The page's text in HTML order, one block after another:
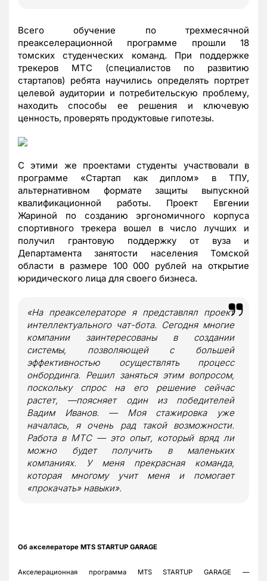
Всего обучение по трехмесячной
преакселерационной программе прошли 18
томских студенческих команд. При поддержке
трекеров МТС (специалистов по развитию
стартапов) ребята научились определять портрет
целевой аудитории и потребительскую проблему,
находить способы ее решения и ключевую
ценность, проверять продуктовые гипотезы.
С этими же проектами студенты участвовали в
программе «Стартап как диплом» в ТПУ,
альтернативном формате защиты выпускной
квалификационной работы. Проект Евгении
Жариной по созданию эргономичного корпуса
спортивного трекера вошел в число лучших и
получил грантовую поддержку от вуза и
Департамента занятости населения Томской
области в размере 100 000 рублей на открытие
юридического лица для своего бизнеса.
«На преакселераторе я представлял проект
интеллектуального чат-бота. Сегодня многие
компании заинтересованы в создании
системы, позволяющей с большей
эффективностью осуществлять процесс
онбординга. Решил заняться этим вопросом,
поскольку спрос на его решение сейчас
растет, —поясняет один из победителей
Вадим Иванов. — Моя стажировка уже
началась, я очень рад такой возможности.
Работа в МТС — это опыт, который вряд ли
можно будет получить в маленьких
компаниях. У меня прекрасная команда,
которая многому учит меня и помогает
«прокачать» навыки».
Об акселераторе MTS STARTUP GARAGE
Акселерационная программа MTS STARTUP GARAGE —